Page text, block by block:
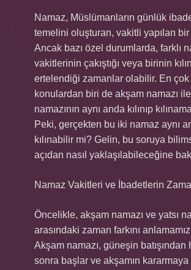
Namaz, Müslümanların günlük
temelini oluşturan, vakitli yapılan bir
Ancak bazı özel durumlarda, farklı
vakitlerinin çakıştığı veya birinin
ertelendiği zamanlar olabilir. En çok
konulardan biri de akşam namazı ile
namazının aynı anda kılınıp
Peki, gerçekten bu iki namaz aynı
kılınabilir mi? Gelin, bu soruya
açıdan nasıl yaklaşılabileceğine
Namaz Vakitleri ve İbadetlerin
Öncelikle, akşam namazı ve yatsı
arasındaki zaman farkını
Akşam namazı, güneşin batışından
sonra başlar ve akşamın kararmaya